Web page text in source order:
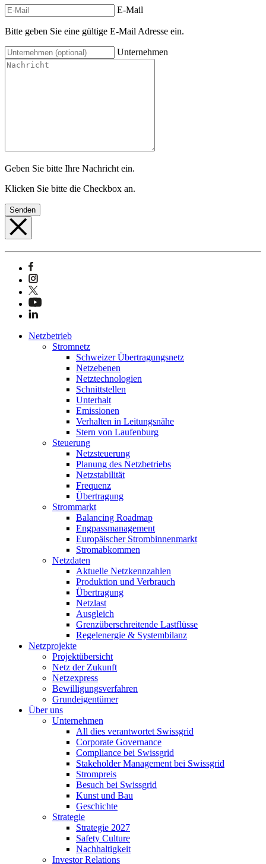
E-Mail
Bitte geben Sie eine gültige E-Mail Adresse ein.
Unternehmen
Geben Sie bitte Ihre Nachricht ein.
Klicken Sie bitte die Checkbox an.
Senden
Netzbetrieb
Stromnetz
Schweizer Übertragungsnetz
Netzebenen
Netztechnologien
Schnittstellen
Unterhalt
Emissionen
Verhalten in Leitungsnähe
Stern von Laufenburg
Steuerung
Netzsteuerung
Planung des Netzbetriebs
Netzstabilität
Frequenz
Übertragung
Strommarkt
Balancing Roadmap
Engpassmanagement
Europäischer Strombinnenmarkt
Stromabkommen
Netzdaten
Aktuelle Netzkennzahlen
Produktion und Verbrauch
Übertragung
Netzlast
Ausgleich
Grenzüberschreitende Lastflüsse
Regelenergie & Systembilanz
Netzprojekte
Projektübersicht
Netz der Zukunft
Netzexpress
Bewilligungsverfahren
Grundeigentümer
Über uns
Unternehmen
All dies verantwortet Swissgrid
Corporate Governance
Compliance bei Swissgrid
Stakeholder Management bei Swissgrid
Strompreis
Besuch bei Swissgrid
Kunst und Bau
Geschichte
Strategie
Strategie 2027
Safety Culture
Nachhaltigkeit
Investor Relations